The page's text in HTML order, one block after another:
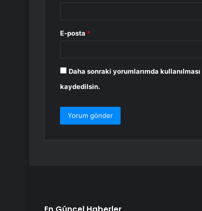
E-posta *
Daha sonraki yorumlarımda
kaydedilsin.